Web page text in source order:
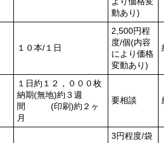
動あり)
１０本/１日
2,500円程
度/個(内容
により価格
変動あり)
１日約１２，０００枚
納期(無地)約３週
間 (印刷)約２ヶ
月
要相談
3円程度/袋